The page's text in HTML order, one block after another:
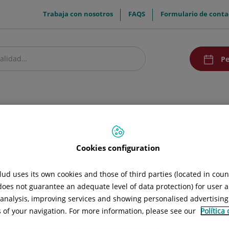
menuTop
Trabaja con nosotros FAQS Formulario de
Cookies configuration
uses its own cookies and those of third parties (located in
not guarantee an adequate level of data protection) for user
improving services and showing personalised
of your navigation. For more information, please see our Política